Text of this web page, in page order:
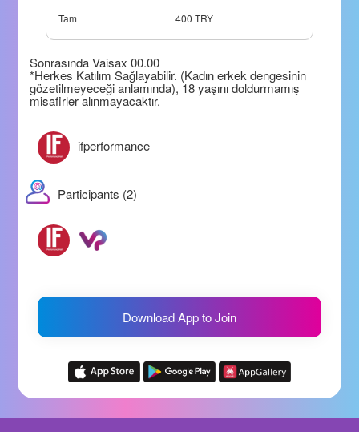
Tam 400 TRY
Sonrasında Vaisax 00.00
*Herkes Katılım Sağlayabilir. (Kadın erkek dengesinin
gözetilmeyeceği anlamında), 18 yaşını doldurmamış
misafirler alınmayacaktır.
ifperformance
Participants (2)
Download App to Join